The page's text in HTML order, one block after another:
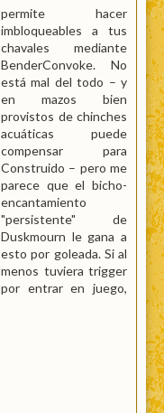
permite hacer
imbloqueables a tus
chavales mediante
BenderConvoke. No
está mal del todo – y
en mazos bien
provistos de chinches
acuáticas puede
compensar para
Construido – pero me
parece que el bicho-
encantamiento
"persistente" de
Duskmourn le gana a
esto por goleada. Si al
menos tuviera trigger
por entrar en juego,